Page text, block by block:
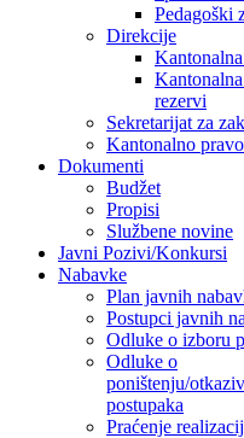
Pedagoški
Direkcije
rezervi
Sekretarijat za
Kantonalno
Dokumenti
Budžet
Propisi
Službene novine
Javni Pozivi/Konkursi
Nabavke
Plan javnih
Postupci javnih
Odluke o izboru
Odluke o
poništenju/
postupaka
Praćenje